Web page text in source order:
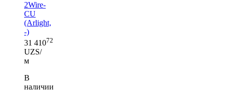
2Wire-
CU
(Arlight,
-)
31 41072
UZS/
м
В
наличии